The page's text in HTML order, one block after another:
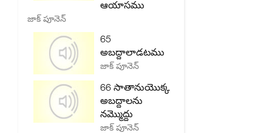
ఆయాసము
జాక్ పూనెన్
65
అబద్దాలాడటము
జాక్ పూనెన్
66 సాతానుయొక్క
అబద్దాలను
నమ్మొద్దు
జాక్ పూనెన్